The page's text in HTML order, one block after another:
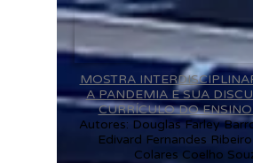
MOSTRA
A PANDEMIA E SUA
CURRÍCULO DO
Autores: Douglas Farley
Edivard Fernandes
Colares Coelho